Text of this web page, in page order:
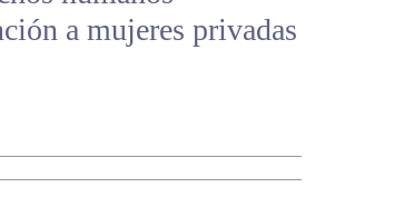
a mujeres privadas